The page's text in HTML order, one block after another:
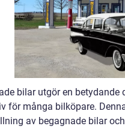
bilar utgör en
för många bilköpare.
av begagnade bilar